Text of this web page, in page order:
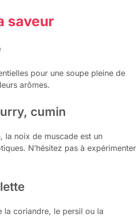
saveur
pour une soupe pleine de
arômes.
cumin
la noix de muscade est un
N’hésitez pas à expérimenter
la coriandre, le persil ou la